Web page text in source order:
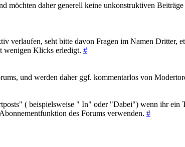
möchten daher generell keine unkonstruktiven
verlaufen, seht bitte davon Fragen im Namen
wenigen Klicks erledigt. #
und werden daher ggf. kommentarlos von
( beispielsweise " In" oder "Dabei") wenn ihr ein
des Forums verwenden. #